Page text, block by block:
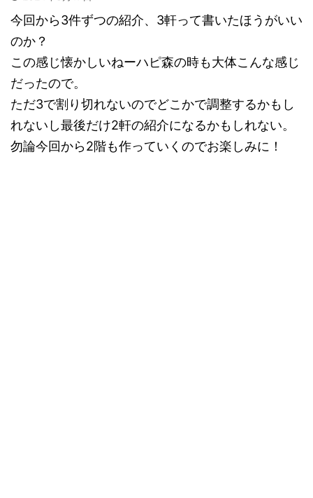
今回から3件ずつの紹介、3軒って書いたほうがいい
のか？
この感じ懐かしいねーハピ森の時も大体こんな感じ
だったので。
ただ3で割り切れないのでどこかで調整するかもし
れないし最後だけ2軒の紹介になるかもしれない。
勿論今回から2階も作っていくのでお楽しみに！